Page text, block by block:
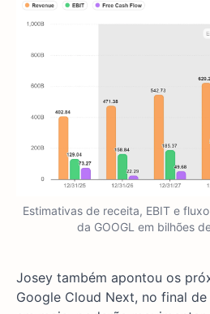
Estimativas de receita, EBIT e
da GOOGL em bilhões
Josey também apontou os
Google Cloud Next, no final